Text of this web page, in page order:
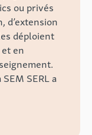
ou privés
d’extension
déploient
en
SERL a